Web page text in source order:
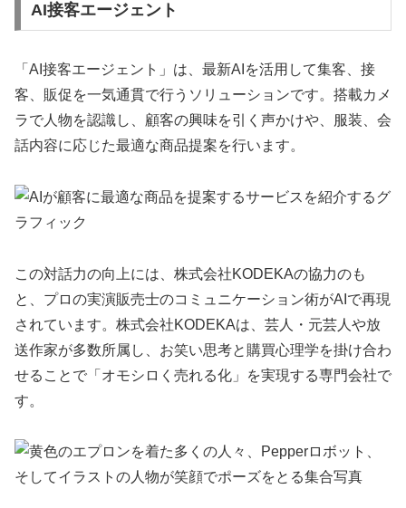
AI接客エージェント
「AI接客エージェント」は、最新AIを活用して集客、接
客、販促を一気通貫で行うソリューションです。搭載カメ
ラで人物を認識し、顧客の興味を引く声かけや、服装、会
話内容に応じた最適な商品提案を行います。
この対話力の向上には、株式会社KODEKAの協力のも
と、プロの実演販売士のコミュニケーション術がAIで再現
されています。株式会社KODEKAは、芸人・元芸人や放
送作家が多数所属し、お笑い思考と購買心理学を掛け合わ
せることで「オモシロく売れる化」を実現する専門会社で
す。